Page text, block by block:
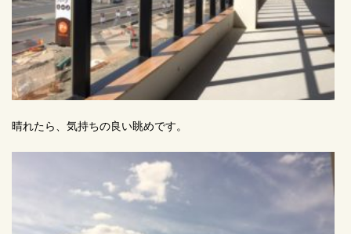
晴れたら、気持ちの良い眺めです。